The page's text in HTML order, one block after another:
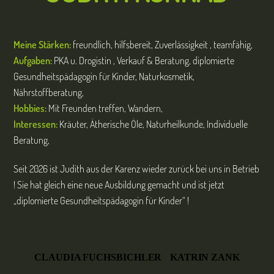
Meine Stärken: freundlich, hilfsbereit, Zuverlässigkeit , teamfähig,
Aufgaben: PKA u. Drogistin , Verkauf & Beratung, diplomierte
Gesundheitspädagogin für Kinder, Naturkosmetik,
Nährstoffberatung,
Hobbies: Mit Freunden treffen, Wandern,
Interessen: Kräuter, Ätherische Öle, Naturheilkunde, Individuelle
Beratung,
Seit 2026 ist Judith aus der Karenz wieder zurück bei uns in Betrieb
! Sie hat gleich eine neue Ausbildung gemacht und ist jetzt
„diplomierte Gesundheitspädagogin für Kinder“ !
CLAUDIA FUCHSBICHLER KATRIN ZANK